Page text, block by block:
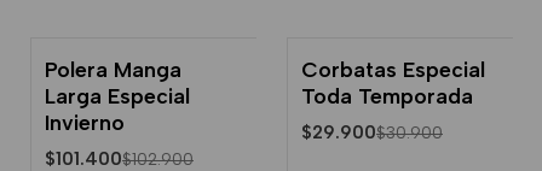
-1% Dcto.
Polera Manga
Larga Especial
Invierno
$101.400$102.900
-3% Dcto.
Corbatas Especial
Toda Temporada
$29.900$30.900